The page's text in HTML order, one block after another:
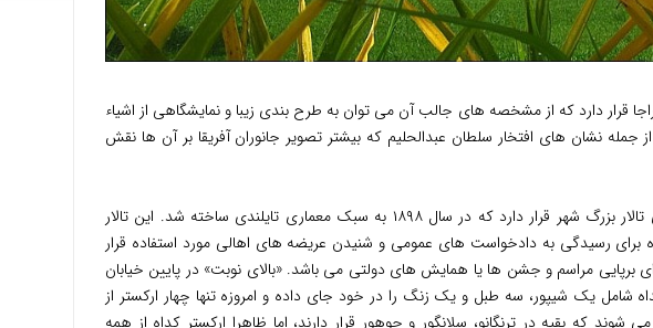
قرار دارد که از مشخصه های جالب آن می توان به طرح بندی زیبا و نمایشگاهی از اشیاء
جمله نشان های افتخار سلطان عبدالحلیم که بیشتر تصویر جانوران آفریقا بر آن ها نقش
بعد از موزه ساختمان زیبای تالار بزرگ شهر قرار دارد که در سال ۱۸۹۸ به سبک معماری تایلندی ساخته شد. این تالار
رسیدگی به دادخواست های عمومی و شنیدن عریضه های اهالی مورد استفاده قرار
برپایی مراسم و جشن ها یا همایش های دولتی می باشد. «بالای نوبت» در پایین خیابان
شامل یک شیپور، سه طبل و یک زنگ را در خود جای داده و امروزه تنها چهار ارکستر از
که بقیه در ترنگانو، سلانگور و جوهور قرار دارند، اما ظاهرا ارکستر کداه از همه